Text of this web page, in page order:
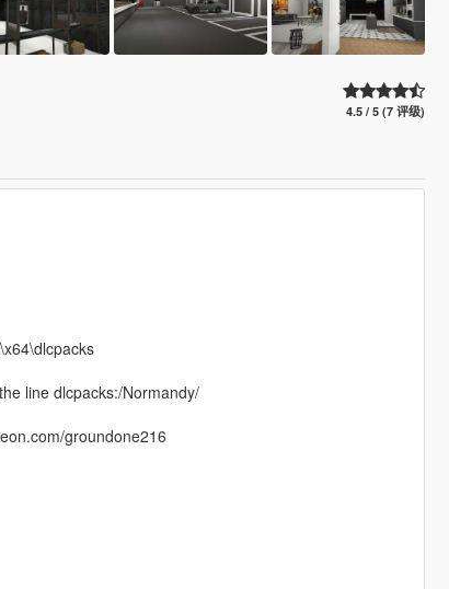
4.5 / 5 (7 评级)
line dlcpacks:/Normandy/
groundone216